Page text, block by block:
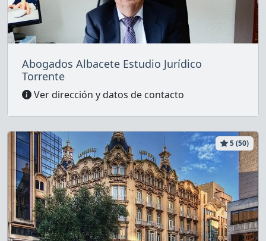
Abogados Albacete Estudio Jurídico
Torrente
Ver dirección y datos de contacto
5 (50)